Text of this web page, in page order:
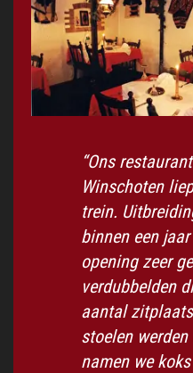
“Ons
Winschoten
trein.
binnen een
opening zeer
verdubbelden
aantal
stoelen werden
namen we